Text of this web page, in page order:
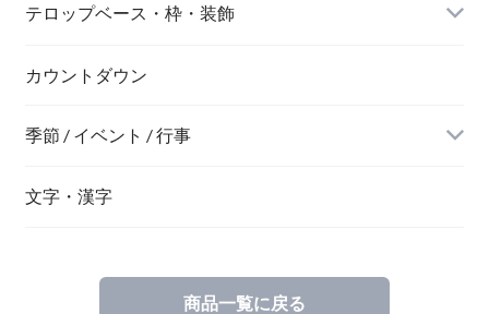
デジタル風
テロップベース・枠・装飾
ネオン風
カウントダウン
季節 / イベント / 行事
文字・漢字
商品一覧に戻る